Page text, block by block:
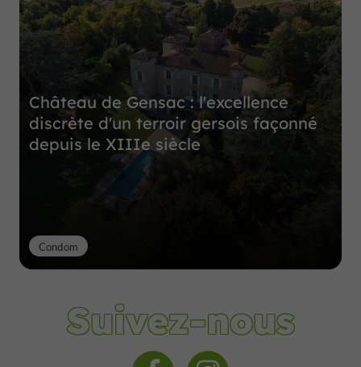
Château de Gensac : l'excellence
discrète d'un terroir gersois façonné
depuis le XIIIe siècle
Condom
Suivez-nous